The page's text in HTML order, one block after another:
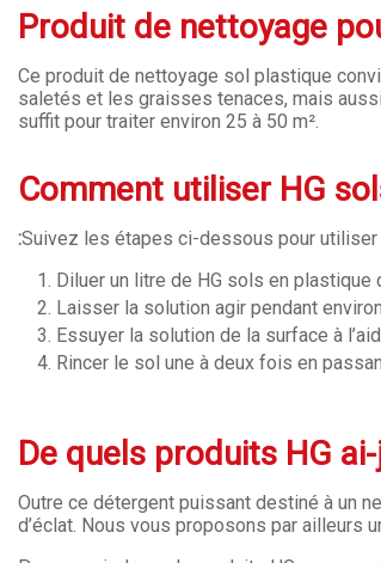
Produit de nettoyage
Ce produit de nettoyage sol plastique
saletés et les graisses tenaces, mais
suffit pour traiter environ 25 à 50 m².
Comment utiliser HG
:Suivez les étapes ci-dessous pour
Diluer un litre de HG sols en plastique
Laisser la solution agir pendant
Essuyer la solution de la surface à
Rincer le sol une à deux fois en
De quels produits HG
Outre ce détergent puissant destiné à un
d’éclat. Nous vous proposons par ailleurs